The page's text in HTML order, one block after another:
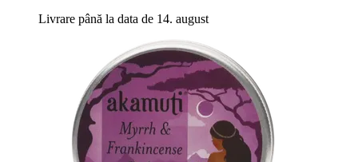
Livrare până la data de 14. august